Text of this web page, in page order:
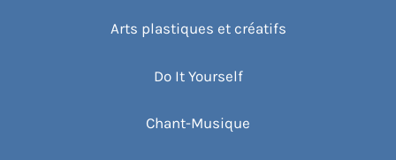
Arts plastiques et créatifs
Do It Yourself
Chant-Musique